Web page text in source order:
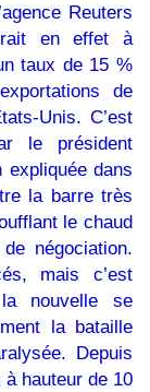
Reuters
en effet à
taux de 15 %
de
Unis. C’est
le président
dans
la barre très
le chaud
négociation.
mais c’est
nouvelle se
la bataille
Depuis
hauteur de 10